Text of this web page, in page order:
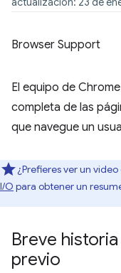
Browser Support
El equipo de
completa de las
que navegue un
¿Prefieres ver un
I/O para obtener un
Breve
previo